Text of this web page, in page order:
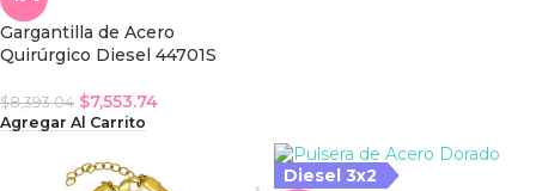
Gargantilla de Acero
Quirúrgico Diesel 44701S
$8,393.04 $7,553.74
Agregar Al Carrito
Diesel 3x2